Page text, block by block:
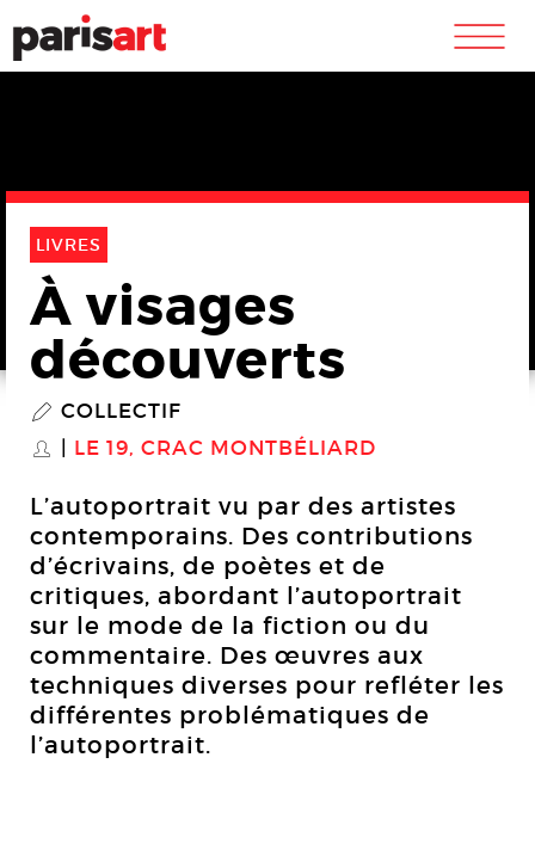
m
LIVRES
À visages
découverts
P COLLECTIF
S LE 19, CRAC MONTBÉLIARD
L’autoportrait vu par des artistes
contemporains. Des contributions
d’écrivains, de poètes et de
critiques, abordant l’autoportrait
sur le mode de la fiction ou du
commentaire. Des œuvres aux
techniques diverses pour refléter les
différentes problématiques de
l’autoportrait.